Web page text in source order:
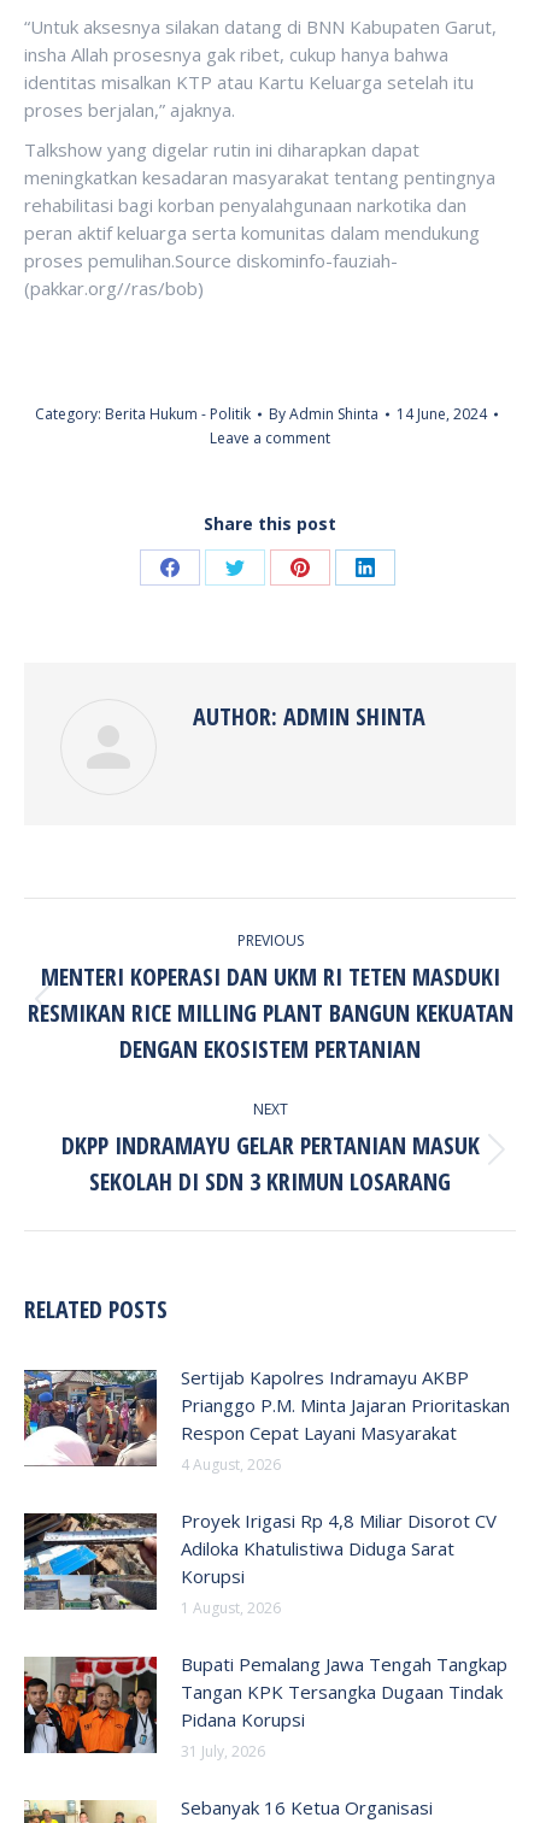
“Untuk aksesnya silakan datang di BNN Kabupaten Garut,
insha Allah prosesnya gak ribet, cukup hanya bahwa
identitas misalkan KTP atau Kartu Keluarga setelah itu
proses berjalan,” ajaknya.
Talkshow yang digelar rutin ini diharapkan dapat
meningkatkan kesadaran masyarakat tentang pentingnya
rehabilitasi bagi korban penyalahgunaan narkotika dan
peran aktif keluarga serta komunitas dalam mendukung
proses pemulihan.Source diskominfo-fauziah-
(pakkar.org//ras/bob)
Category: Berita Hukum - Politik ByAdmin Shinta
14 June, 2024
Leave a comment
Share this post
Share Share Share Share
AUTHOR: ADMIN SHINTA
PREVIOUS
Previous
post:
MENTERI KOPERASI DAN UKM RI TETEN MASDUKI
RESMIKAN RICE MILLING PLANT BANGUN KEKUATAN
DENGAN EKOSISTEM PERTANIAN
NEXT
Next
post:
DKPP INDRAMAYU GELAR PERTANIAN MASUK
SEKOLAH DI SDN 3 KRIMUN LOSARANG
RELATED POSTS
Sertijab Kapolres Indramayu AKBP
Prianggo P.M. Minta Jajaran Prioritaskan
Respon Cepat Layani Masyarakat
4 August, 2026
Proyek Irigasi Rp 4,8 Miliar Disorot CV
Adiloka Khatulistiwa Diduga Sarat
Korupsi
1 August, 2026
Bupati Pemalang Jawa Tengah Tangkap
Tangan KPK Tersangka Dugaan Tindak
Pidana Korupsi
31 July, 2026
Sebanyak 16 Ketua Organisasi